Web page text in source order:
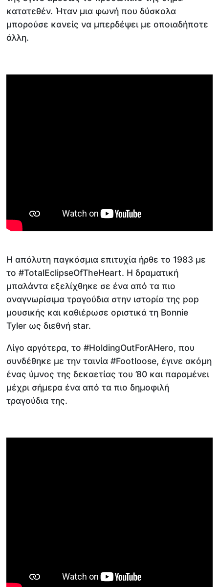
κατατεθέν. Ήταν μια φωνή που δύσκολα
μπορούσε κανείς να μπερδέψει με οποιαδήποτε
άλλη.
Η απόλυτη παγκόσμια επιτυχία ήρθε το 1983 με
το #TotalEclipseOfTheHeart. Η δραματική
μπαλάντα εξελίχθηκε σε ένα από τα πιο
αναγνωρίσιμα τραγούδια στην ιστορία της pop
μουσικής και καθιέρωσε οριστικά τη Bonnie
Tyler ως διεθνή star.
Λίγο αργότερα, το #HoldingOutForAHero, που
συνδέθηκε με την ταινία #Footloose, έγινε ακόμη
ένας ύμνος της δεκαετίας του ’80 και παραμένει
μέχρι σήμερα ένα από τα πιο δημοφιλή
τραγούδια της.